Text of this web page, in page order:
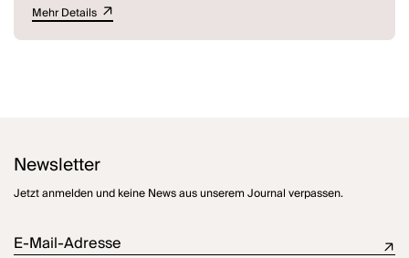
statt.
Mehr Details
Newsletter
Jetzt anmelden und keine News aus unserem Journal verpassen.
E-Mail-Adresse